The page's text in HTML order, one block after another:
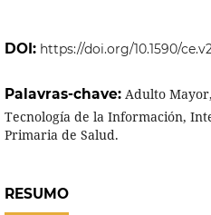
DOI: https://doi.org/10.1590/
Palavras-chave: Adulto
Tecnología de la Información,
Primaria de Salud.
RESUMO